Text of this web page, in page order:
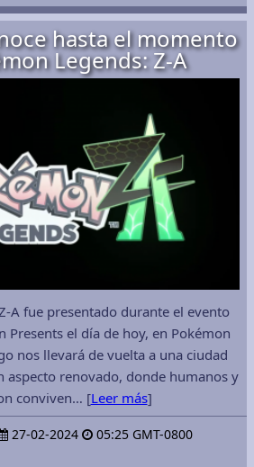
hasta el momento
Legends: Z-A
A fue presentado durante el evento
Presents el día de hoy, en Pokémon
nos llevará de vuelta a una ciudad
aspecto renovado, donde humanos y
conviven… [Leer más]
27-02-2024 05:25 GMT-0800